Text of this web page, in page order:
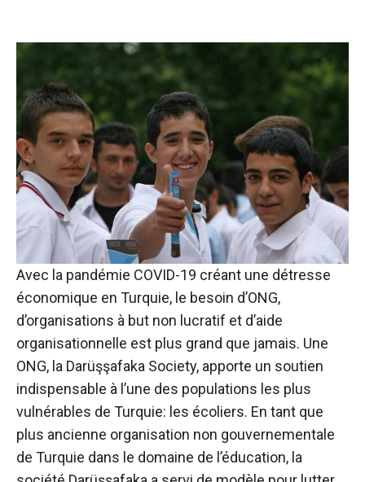
Avec la pandémie COVID-19 créant une détresse
économique en Turquie, le besoin d’ONG,
d’organisations à but non lucratif et d’aide
organisationnelle est plus grand que jamais. Une
ONG, la Darüşşafaka Society, apporte un soutien
indispensable à l’une des populations les plus
vulnérables de Turquie: les écoliers. En tant que
plus ancienne organisation non gouvernementale
de Turquie dans le domaine de l’éducation, la